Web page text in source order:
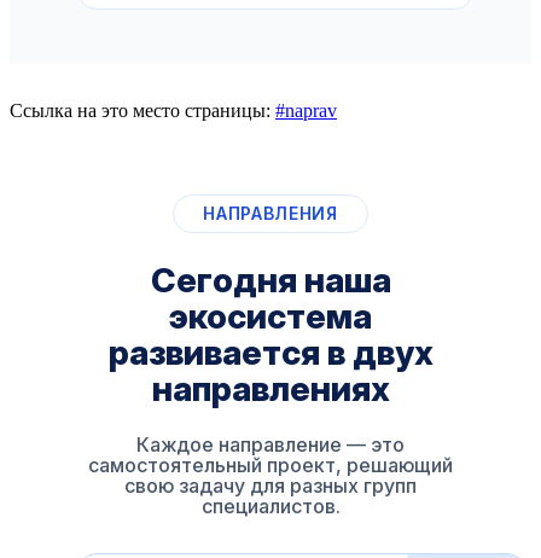
Ссылка на это место страницы: #naprav
НАПРАВЛЕНИЯ
Сегодня наша
экосистема
развивается в двух
направлениях
Каждое направление — это
самостоятельный проект, решающий
свою задачу для разных групп
специалистов.